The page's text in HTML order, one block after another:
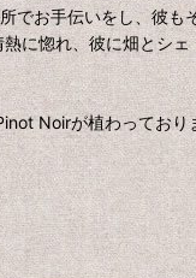
お手伝いをし、彼も
に惚れ、彼に畑とシ
Noirが植わってお